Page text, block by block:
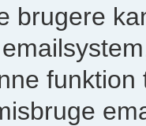
brugere